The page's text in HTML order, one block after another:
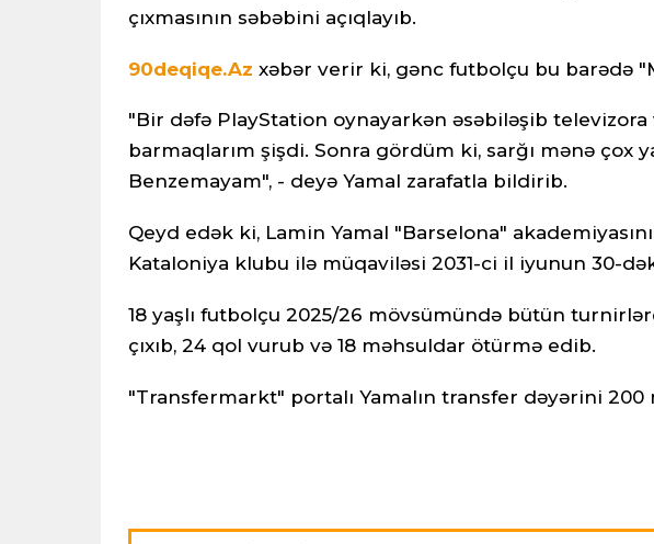
çıxmasının səbəbini açıqlayıb.
90deqiqe.Az xəbər verir ki, gənc futbolçu bu barədə
"Bir dəfə PlayStation oynayarkən əsəbiləşib
barmaqlarım şişdi. Sonra gördüm ki, sarğı mənə çox
Benzemayam", - deyə Yamal zarafatla bildirib.
Qeyd edək ki, Lamin Yamal "Barselona"
Kataloniya klubu ilə müqaviləsi 2031-ci il iyunun 30-
18 yaşlı futbolçu 2025/26 mövsümündə bütün
çıxıb, 24 qol vurub və 18 məhsuldar ötürmə edib.
"Transfermarkt" portalı Yamalın transfer dəyərini